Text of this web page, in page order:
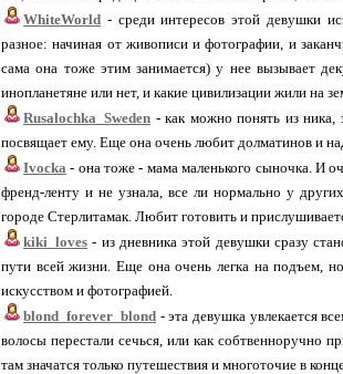
WhiteWorld - среди интересов этой девушки
разное: начиная от живописи и фотографии, и
сама она тоже этим занимается) у нее вызывает
инопланетяне или нет, и какие цивилизации жили на
Rusalochka_Sweden - как можно понять из
посвящает ему. Еще она очень любит долматинов и
Ivocka - она тоже - мама маленького сыночка. И
френд-ленту и не узнала, все ли нормально у
городе Стерлитамак. Любит готовить и
kiki_loves - из дневника этой девушки сразу
пути всей жизни. Еще она очень легка на подъем,
искусством и фотографией.
blond_forever_blond - эта девушка увлекается
волосы перестали сечься, или как собтвенноручно
там значатся только путешествия и многоточие в